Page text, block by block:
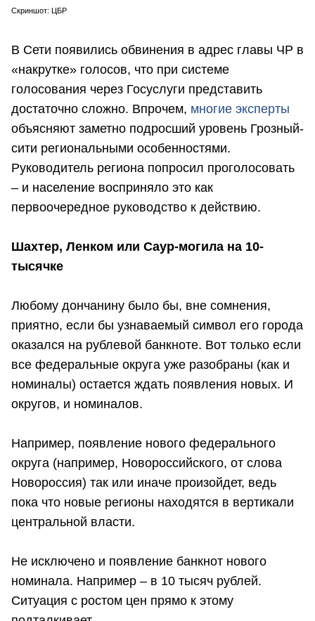
Скриншот: Ц БР
В Сети появились обвинения в адрес главы ЧР в
«накрутке» голосов, что при системе
голосования через Госуслуги представить
достаточно сложно. Впрочем, многие эксперты
объясняют заметно подросший уровень Грозный-
сити региональными особенностями.
Руководитель региона попросил проголосовать
– и население восприняло это как
первоочередное руководство к действию.
Шахтер, Ленком или Саур-могила на 10-
тысячке
Любому дончанину было бы, вне сомнения,
приятно, если бы узнаваемый символ его города
оказался на рублевой банкноте. Вот только если
все федеральные округа уже разобраны (как и
номиналы) остается ждать появления новых. И
округов, и номиналов.
Например, появление нового федерального
округа (например, Новороссийского, от слова
Новороссия) так или иначе произойдет, ведь
пока что новые регионы находятся в вертикали
центральной власти.
Не исключено и появление банкнот нового
номинала. Например – в 10 тысяч рублей.
Ситуация с ростом цен прямо к этому